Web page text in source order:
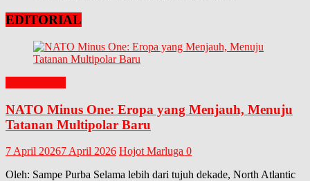
EDITORIAL
NATO Minus One: Eropa yang Menjauh, Menuju
Tatanan Multipolar Baru
7 April 20267 April 2026 Hojot Marluga 0
Oleh: Sampe Purba Selama lebih dari tujuh dekade, North Atlantic